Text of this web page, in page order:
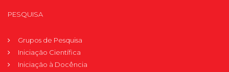
PESQUISA
Grupos de Pesquisa
Iniciação Científica
Iniciação à Docência